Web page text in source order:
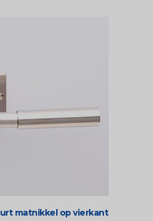
matnikkel op vierkant